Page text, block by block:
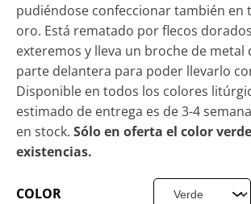
pudiéndose confeccionar también en
oro. Está rematado por flecos
exteremos y lleva un broche de metal
parte delantera para poder llevarlo
Disponible en todos los colores
estimado de entrega es de 3-4
en stock. Sólo en oferta el color
existencias.
COLOR